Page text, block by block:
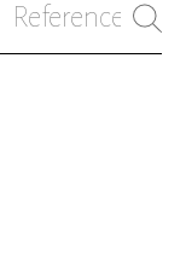
References